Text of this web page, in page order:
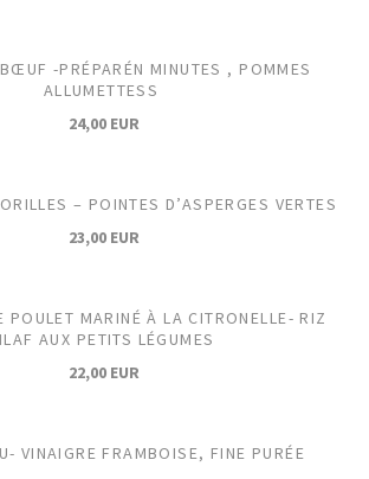
-PRÉPARÉN MINUTES , POMMES
ALLUMETTESS
24,00 EUR
– POINTES D’ASPERGES VERTES
23,00 EUR
POULET MARINÉ À LA CITRONELLE- RIZ
AUX PETITS LÉGUMES
22,00 EUR
VINAIGRE FRAMBOISE, FINE PURÉE